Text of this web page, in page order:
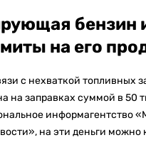
бензин
на его
с нехваткой топливных
на заправках суммой в 50
информагентство
на эти деньги можно